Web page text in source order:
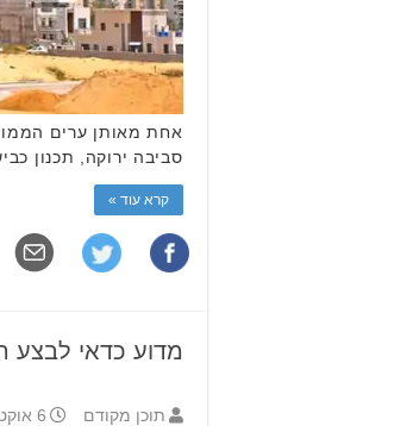
אחת מאותן ערים
סביבה ירוקה, תכנון
קרא עוד »
מדוע כדאי לבצע
תוכן מקודם 6 אוקטובר 2021 15:15